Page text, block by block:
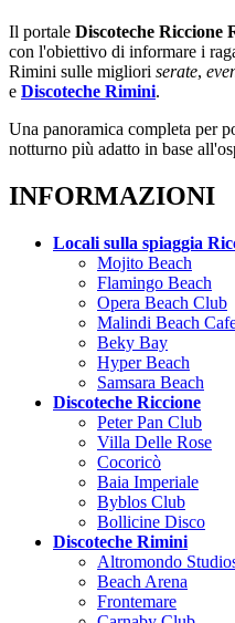
Il portale Discoteche Riccione
con l'obiettivo di informare i
Rimini sulle migliori serate,
e Discoteche Rimini.
Una panoramica completa per
notturno più adatto in base
INFORMAZIONI
Locali sulla spiaggia
Mojito Beach
Flamingo Beach
Opera Beach Club
Malindi Beach
Beky Bay
Hyper Beach
Samsara Beach
Discoteche Riccione
Peter Pan Club
Villa Delle Rose
Cocoricò
Baia Imperiale
Byblos Club
Bollicine Disco
Discoteche Rimini
Altromondo
Beach Arena
Frontemare